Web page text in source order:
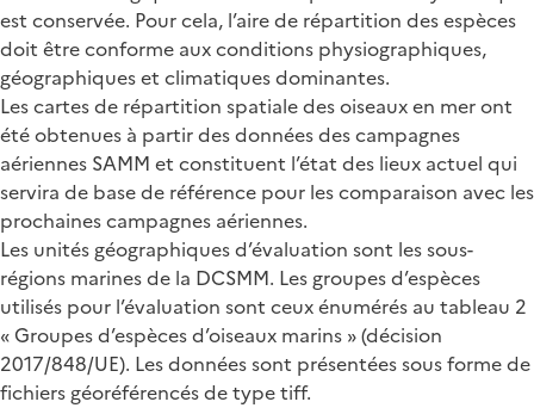
est conservée. Pour cela, l’aire de répartition des espèces
doit être conforme aux conditions physiographiques,
géographiques et climatiques dominantes.
Les cartes de répartition spatiale des oiseaux en mer ont
été obtenues à partir des données des campagnes
aériennes SAMM et constituent l’état des lieux actuel qui
servira de base de référence pour les comparaison avec les
prochaines campagnes aériennes.
Les unités géographiques d’évaluation sont les sous-
régions marines de la DCSMM. Les groupes d’espèces
utilisés pour l’évaluation sont ceux énumérés au tableau 2
« Groupes d’espèces d’oiseaux marins » (décision
2017/848/UE). Les données sont présentées sous forme de
fichiers géoréférencés de type tiff.